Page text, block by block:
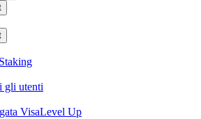
Staking
gli utenti
VisaLevel Up